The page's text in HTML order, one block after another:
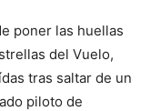
poner las huellas
del Vuelo,
tras saltar de un
piloto de